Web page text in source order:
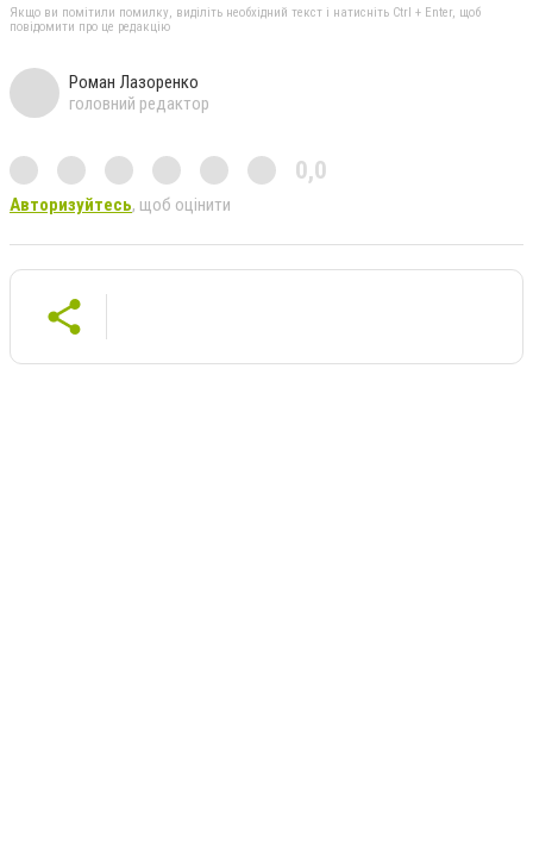
Якщо ви помітили помилку, виділіть необхідний текст і натисніть Ctrl + Enter, щоб
повідомити про це редакцію
Роман Лазоренко
головний редактор
0,0
Авторизуйтесь, щоб оцінити